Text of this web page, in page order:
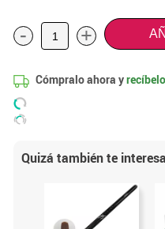
- +
Cómpralo ahora y
Quizá también te interesa